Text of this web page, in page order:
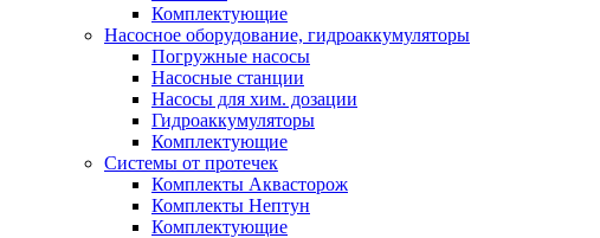
Комплектующие
Насосное оборудование, гидроаккумуляторы
Погружные насосы
Насосные станции
Насосы для хим. дозации
Гидроаккумуляторы
Комплектующие
Системы от протечек
Комплекты Аквасторож
Комплекты Нептун
Комплектующие